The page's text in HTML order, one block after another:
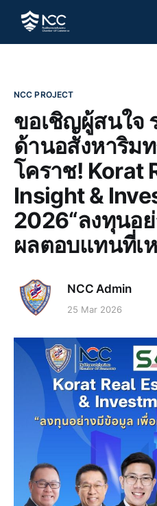
NCC PROJECT
ขอเชิญผู้สนใจ
ด้านอสังหาริม
โคราช! Korat
Insight &
2026“ลงทุนอ
ผลตอบแทนที่เ
NCC Admin
25 Mar 2026